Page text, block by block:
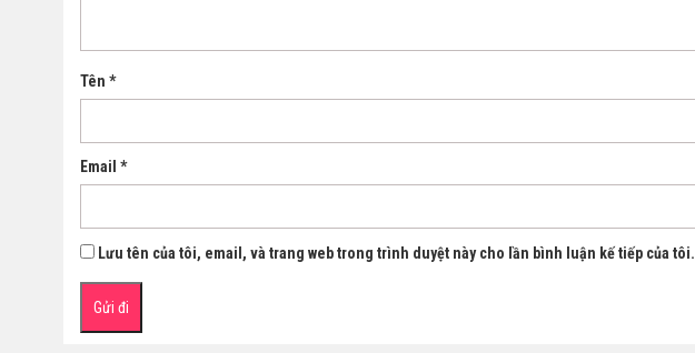
Tên *
Email *
Lưu tên của tôi, email, và trang web trong trình duyệt này cho lần bình luận kế tiếp của tôi.